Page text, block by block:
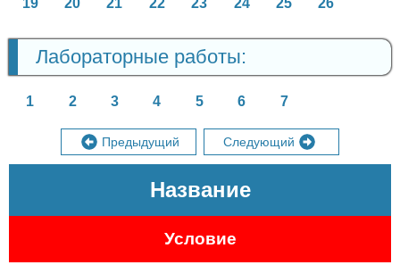
19 20 21 22 23 24 25 26
Лабораторные работы:
1 2 3 4 5 6 7
Предыдущий Следующий
Название
Условие